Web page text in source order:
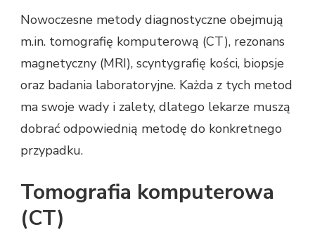
Nowoczesne metody diagnostyczne obejmują
m.in. tomografię komputerową (CT), rezonans
magnetyczny (MRI), scyntygrafię kości, biopsje
oraz badania laboratoryjne. Każda z tych metod
ma swoje wady i zalety, dlatego lekarze muszą
dobrać odpowiednią metodę do konkretnego
przypadku.
Tomografia komputerowa
(CT)